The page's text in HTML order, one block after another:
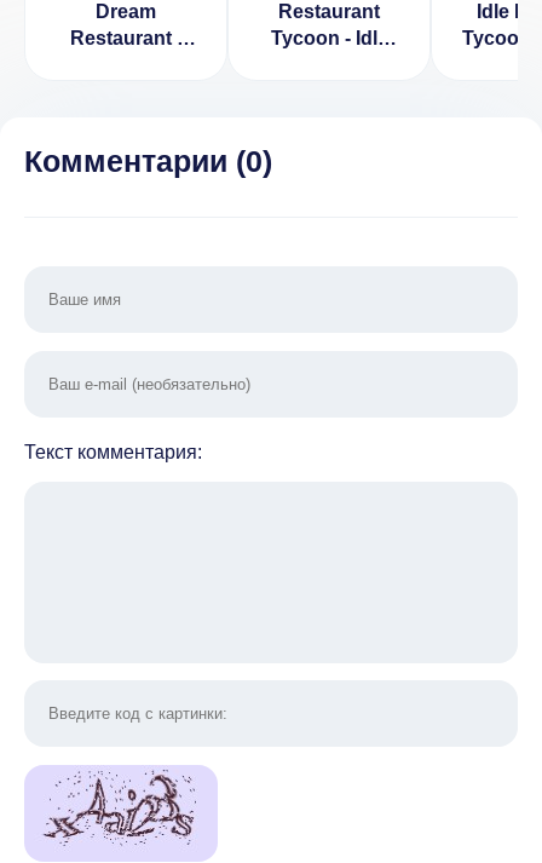
Dream
Restaurant -
покупки)
Restaurant
Tycoon - Idle
Idle
Tycoon
Комментарии (0)
Текст комментария: